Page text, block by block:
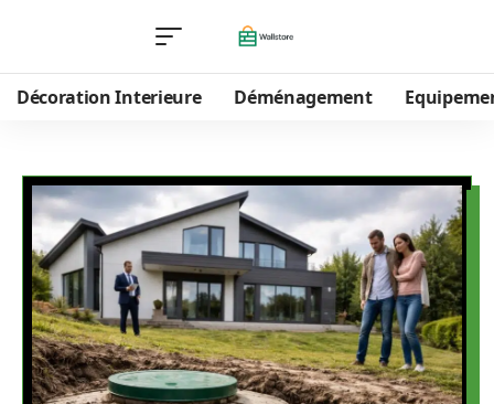
Décoration Interieure Déménagement